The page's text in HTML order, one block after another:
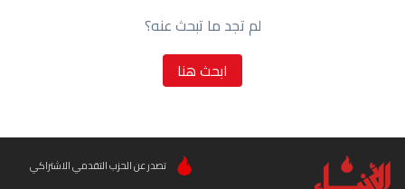
لم تجد ما تبحث عنه؟
ابحث هنا
تصدر عن الحزب التقدمي الاشتراكي